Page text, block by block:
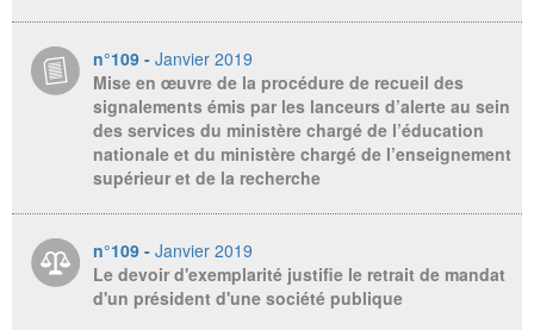
n°109 - Janvier 2019
Mise en œuvre de la procédure de recueil des
signalements émis par les lanceurs d’alerte au sein
des services du ministère chargé de l’éducation
nationale et du ministère chargé de l’enseignement
supérieur et de la recherche
n°109 - Janvier 2019
Le devoir d'exemplarité justifie le retrait de mandat
d'un président d'une société publique